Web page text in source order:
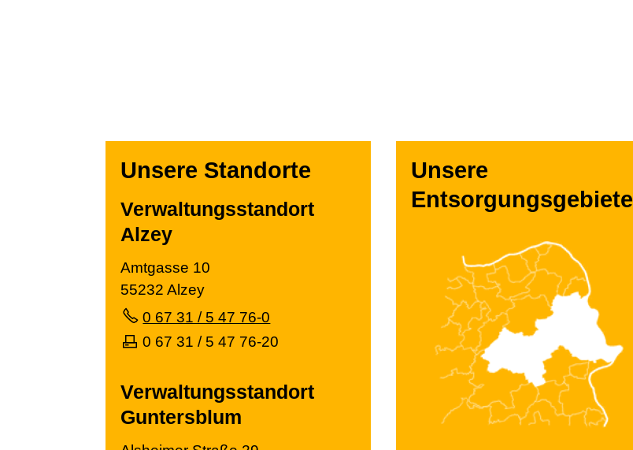
Unsere Standorte
Verwaltungsstandort
Alzey
Amtgasse 10
55232 Alzey
0 67 31 / 5 47 76-0
0 67 31 / 5 47 76-20
Verwaltungsstandort
Guntersblum
Unsere
Entsorgungsgebiete